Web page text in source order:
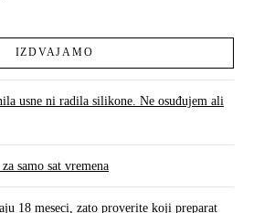
IZDVAJAMO
usne ni radila silikone. Ne osuđujem ali
samo sat vremena
18 meseci, zato proverite koji preparat